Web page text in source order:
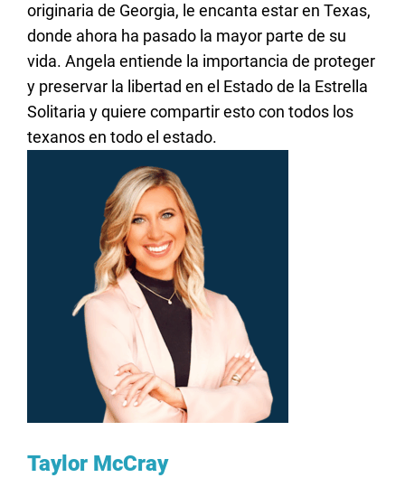
originaria de Georgia, le encanta estaren Texas,
donde ahora ha pasado la mayor parte de su
vida. Angela entiende la importancia de proteger
y preservar la libertad en el Estado de la Estrella
Solitaria yquiere compartirestocon todos los
texanosen todoel estado.
Taylor McCray